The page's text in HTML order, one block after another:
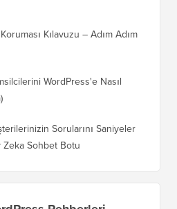
Kılavuzu – Adım Adım
WordPress'e Nasıl
Sorularını Saniyeler
Zeka Sohbet Botu